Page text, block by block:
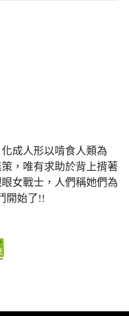
成人形以啃食人類為
，唯有求助於背上揹著
女戰士，人們稱她們為
開始了!!